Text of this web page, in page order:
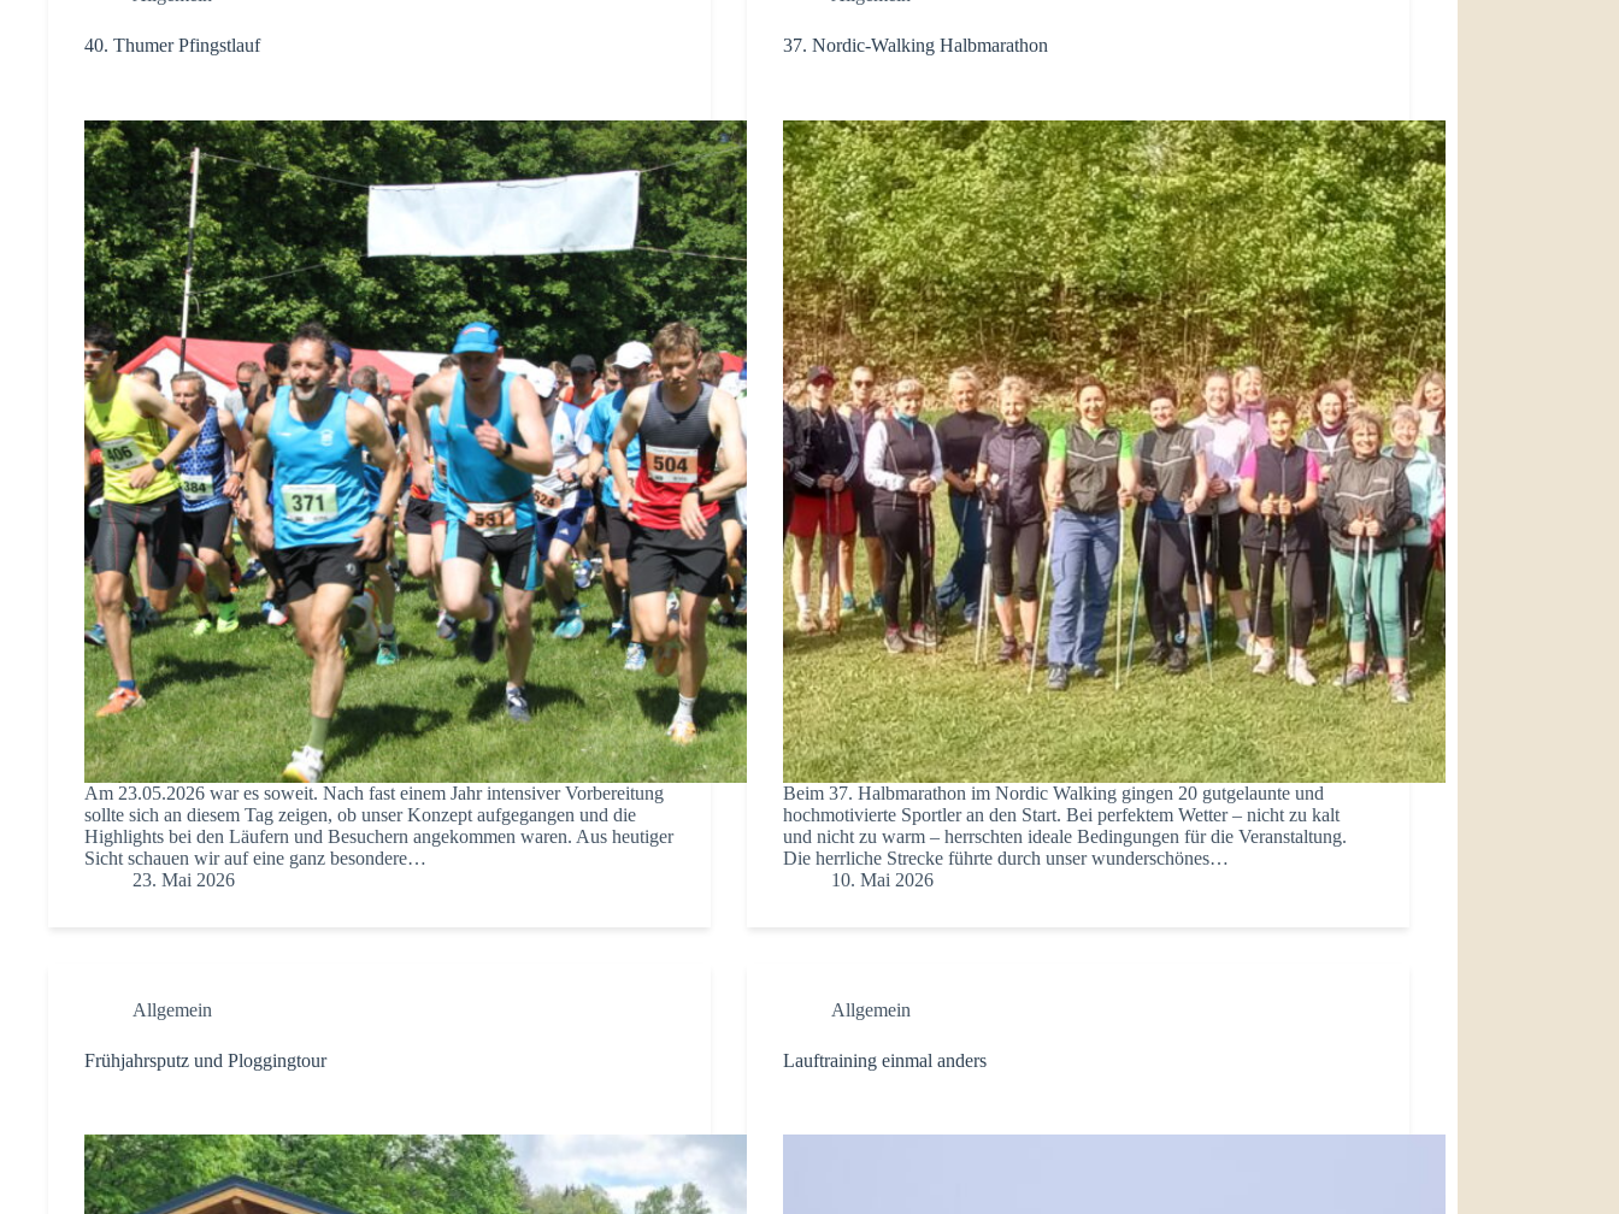
40. Thumer Pfingstlauf
Am 23.05.2026 war es soweit. Nach fast einem Jahr intensiver Vorbereitung
sollte sich an diesem Tag zeigen, ob unser Konzept aufgegangen und die
Highlights bei den Läufern und Besuchern angekommen waren. Aus heutiger
Sicht schauen wir auf eine ganz besondere…
23. Mai 2026
37. Nordic-Walking Halbmarathon
Beim 37. Halbmarathon im Nordic Walking gingen 20 gutgelaunte und
hochmotivierte Sportler an den Start. Bei perfektem Wetter – nicht zu kalt
und nicht zu warm – herrschten ideale Bedingungen für die Veranstaltung.
Die herrliche Strecke führte durch unser wunderschönes…
10. Mai 2026
Allgemein
Frühjahrsputz und Ploggingtour
Allgemein
Lauftraining einmal anders